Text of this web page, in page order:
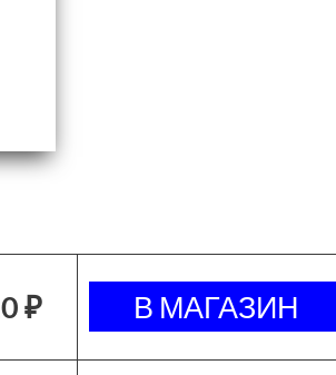
₽